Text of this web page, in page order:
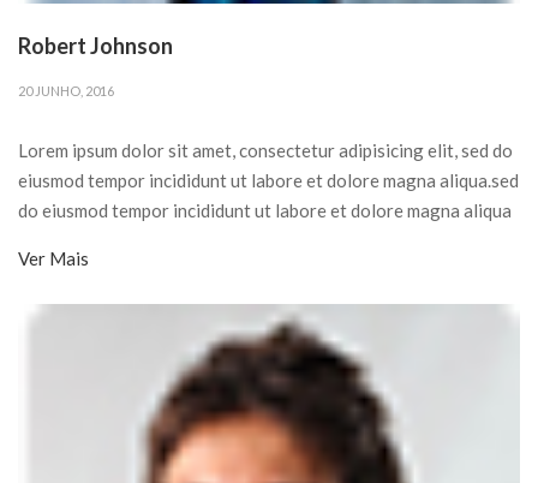
Robert Johnson
20 JUNHO, 2016
Lorem ipsum dolor sit amet, consectetur adipisicing elit, sed do
eiusmod tempor incididunt ut labore et dolore magna aliqua.sed
do eiusmod tempor incididunt ut labore et dolore magna aliqua
Ver Mais